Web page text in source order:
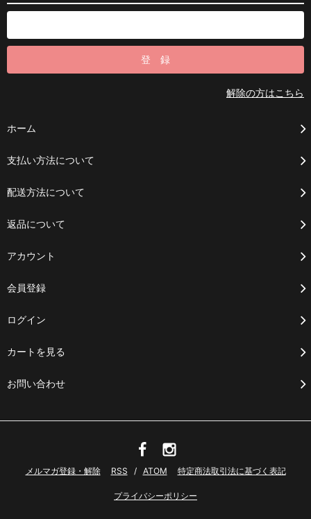
解除の方はこちら
ホーム
支払い方法について
配送方法について
返品について
アカウント
会員登録
ログイン
カートを見る
お問い合わせ
メルマガ登録・解除 RSS / ATOM 特定商法取引法に基づく表記
プライバシーポリシー